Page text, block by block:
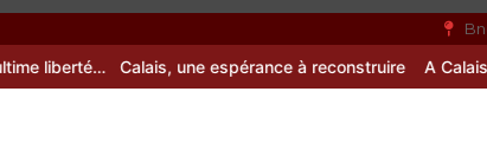
liberté… Calais, une espérance à reconstruire A Calais,